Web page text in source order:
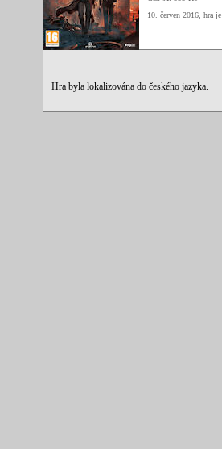
10. červen 2016, hra
Hra byla lokalizována do českého jazyka.